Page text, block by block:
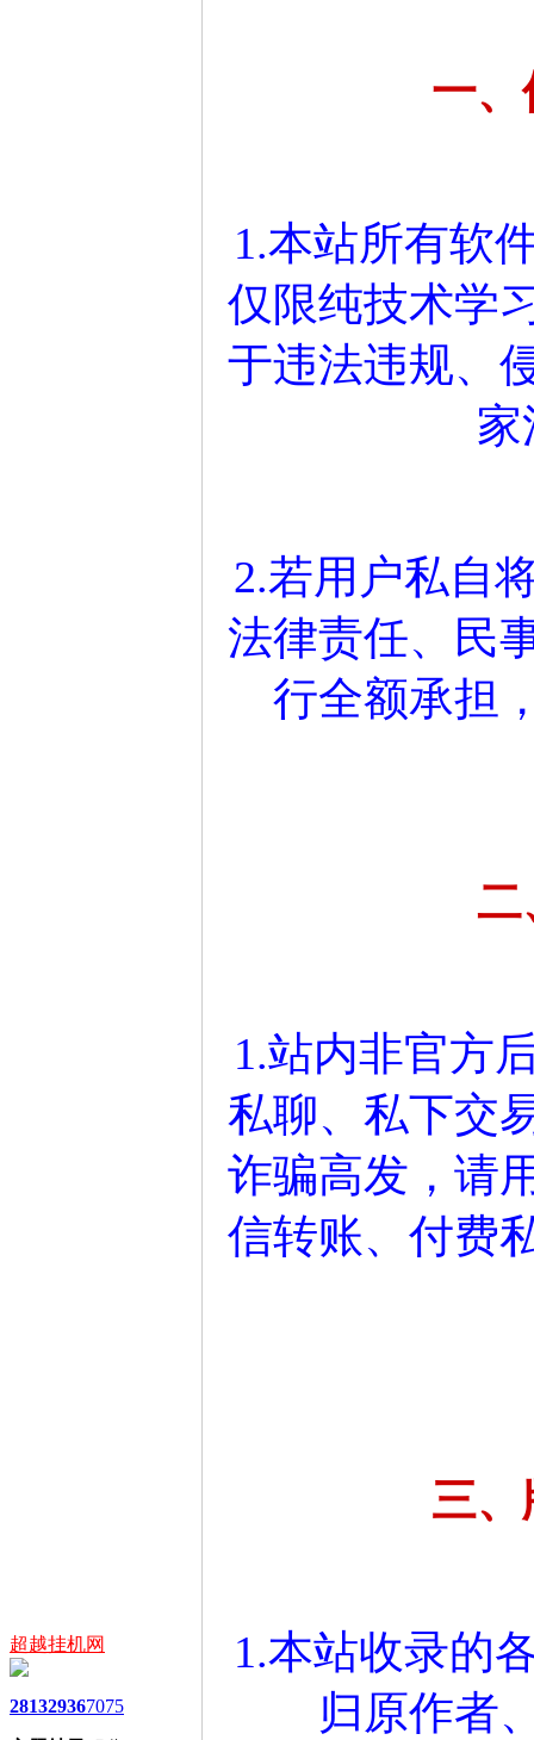
超越挂机网
281329367075
一
1.本站所有软
仅限纯技术学
于违法违规、
2.若用户私自
法律责任、民
行全额承担
二
1.站内非官方
私聊、私下交
诈骗高发，请
信转账、付费
三
1.本站收录的
归原作者